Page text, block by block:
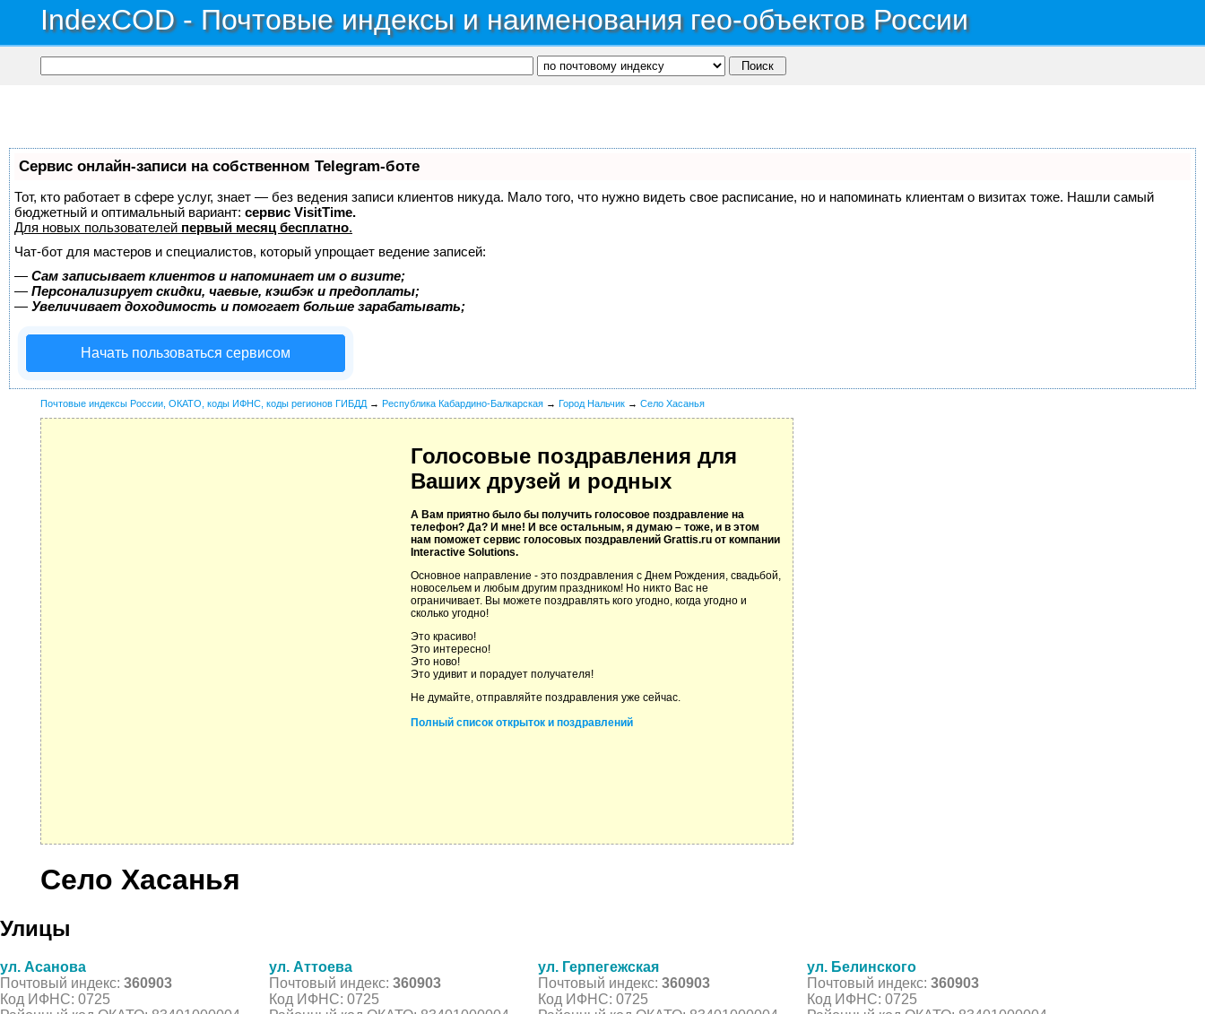
IndexCOD - Почтовые индексы и наименования гео-объектов России
Сервис онлайн-записи на собственном Telegram-боте
Тот, кто работает в сфере услуг, знает — без ведения записи клиентов никуда. Мало того, что нужно видеть свое расписание, но и напоминать клиентам о визитах тоже. Нашли самый
бюджетный и оптимальный вариант: сервис VisitTime.
Для новых пользователей первый месяц бесплатно.
Чат-бот для мастеров и специалистов, который упрощает ведение записей:
— Сам записывает клиентов и напоминает им о визите;
— Персонализирует скидки, чаевые, кэшбэк и предоплаты;
— Увеличивает доходимость и помогает больше зарабатывать;
Начать пользоваться сервисом
Почтовые индексы России, ОКАТО, коды ИФНС, коды регионов ГИБДД → Республика Кабардино-Балкарская → Город Нальчик → Село Хасанья
Голосовые поздравления для
Ваших друзей и родных
А Вам приятно было бы получить голосовое поздравление на
телефон? Да? И мне! И все остальным, я думаю – тоже, и в этом
нам поможет сервис голосовых поздравлений Grattis.ru от компании
Interactive Solutions.
Основное направление - это поздравления с Днем Рождения, свадьбой,
новосельем и любым другим праздником! Но никто Вас не
ограничивает. Вы можете поздравлять кого угодно, когда угодно и
сколько угодно!
Это красиво!
Это интересно!
Это ново!
Это удивит и порадует получателя!
Не думайте, отправляйте поздравления уже сейчас.
Полный список открыток и поздравлений
Село Хасанья
Улицы
ул. Асанова
Почтовый индекс: 360903
Код ИФНС: 0725
ул. Аттоева
Почтовый индекс: 360903
Код ИФНС: 0725
ул. Герпегежская
Почтовый индекс: 360903
Код ИФНС: 0725
ул. Белинского
Почтовый индекс: 360903
Код ИФНС: 0725